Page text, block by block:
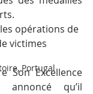
Portugal
opérations de
victimes
Son Excellence
qu’il